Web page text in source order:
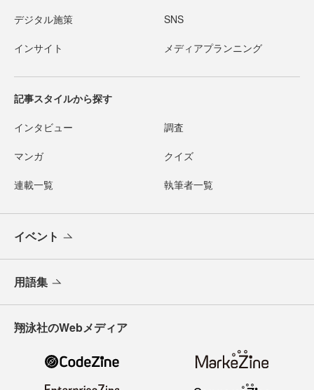
デジタル施策 SNS
インサイト メディアプランニング
記事スタイルから探す
インタビュー 調査
マンガ クイズ
連載一覧 執筆者一覧
イベント
用語集
翔泳社のWebメディア